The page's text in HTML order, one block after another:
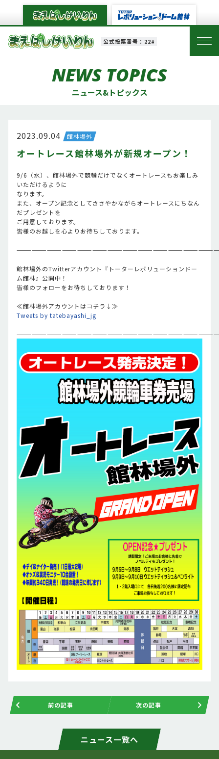
公式投票番号：22#
NEWS TOPICS
ニュース&トピックス
2023.09.04 館林場外
オートレース館林場外が新規オープン！
9/6（水）、館林場外で競輪だけでなくオートレースもお楽しみ
いただけるように
なります。
また、オープン記念としてささやかながらオートレースにちなん
だプレゼントを
ご用意しております。
皆様のお越しを心よりお待ちしております。
館林場外のTwitterアカウント『トーターレボリューションドー
ム館林』公開中！
皆様のフォローをお待ちしております！
≪館林場外アカウントはコチラ↓≫
Tweets by tatebayashi_jg
前の記事 次の記事
ニュース一覧へ